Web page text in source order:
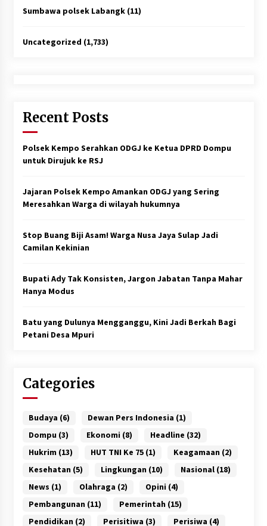
Sumbawa polsek Labangk(11)
Uncategorized (1,733)
Recent Posts
Polsek Kempo Serahkan ODGJ ke Ketua DPRD Dompu
untuk Dirujuk ke RSJ
Jajaran Polsek Kempo Amankan ODGJ yang Sering
Meresahkan Warga di wilayah hukumnya
Stop Buang Biji Asam! Warga Nusa Jaya Sulap Jadi
Camilan Kekinian
Bupati Ady Tak Konsisten, Jargon Jabatan Tanpa Mahar
Hanya Modus
Batu yang Dulunya Mengganggu, Kini Jadi Berkah Bagi
Petani Desa Mpuri
Categories
Budaya (6) Dewan Pers Indonesia (1)
Dompu (3) Ekonomi (8) Headline (32)
Hukrim (13) HUT TNI Ke 75(1) Keagamaan (2)
Kesehatan (5) Lingkungan (10) Nasional(18)
News (1) Olahraga (2) Opini (4)
Pembangunan (11) Pemerintah (15)
Pendidikan (2) Perisitiwa (3) Perisiwa (4)